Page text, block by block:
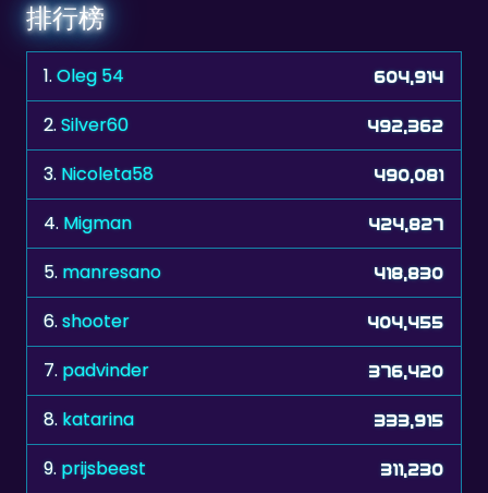
排行榜
1.Oleg 54 604,914
2.Silver60 492,362
3. Nicoleta58 490,081
4. Migman 424,827
5. manresano 418,830
6.shooter 404,455
7. padvinder 376,420
8. katarina 333,915
9. prijsbeest 311,230